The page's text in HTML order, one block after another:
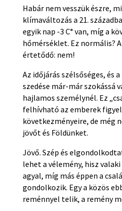
Habár nem vesszük észre,
klímaváltozás a 21.
egyik nap -3 C° van, míg a
hőmérséklet. Ez normális?
értetődő: nem!
Az időjárás szélsőséges, és
szedése már-már szokássá
hajlamos személynél. Ez
felhívható az emberek
következményeire, de még
jövőt és Földünket.
Jövő. Szép és
lehet a vélemény, hisz
agyal, míg más éppen a
gondolkozik. Egy a közös
reménnyel telik, a remény